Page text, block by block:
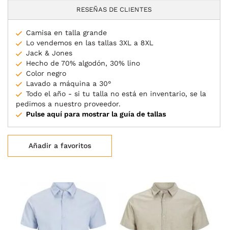
RESEÑAS DE CLIENTES
Camisa en talla grande
Lo vendemos en las tallas 3XL a 8XL
Jack & Jones
Hecho de 70% algodón, 30% lino
Color negro
Lavado a máquina a 30°
Todo el año - si tu talla no está en inventario, se la
pedimos a nuestro proveedor.
Pulse aquí para mostrar la guía de tallas
Añadir a favoritos